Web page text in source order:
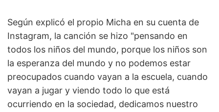
Según explicó el propio Micha en su cuenta de
Instagram, la canción se hizo "pensando en
todos los niños del mundo, porque los niños son
la esperanza del mundo y no podemos estar
preocupados cuando vayan a la escuela, cuando
vayan a jugar y viendo todo lo que está
ocurriendo en la sociedad, dedicamos nuestro